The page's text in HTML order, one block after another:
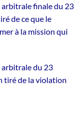
arbitrale finale du 23
de ce que le
à la mission qui
arbitrale du 23
tiré de la violation